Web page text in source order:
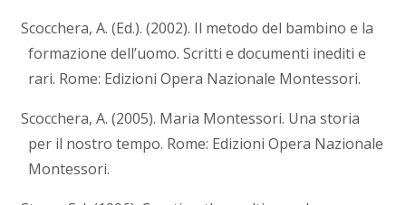
Scocchera, A. (Ed.). (2002). Il metodo del bambino e la
formazione dell’uomo. Scritti e documenti inediti e
rari. Rome: Edizioni Opera Nazionale Montessori.
Scocchera, A. (2005). Maria Montessori. Una storia
per il nostro tempo. Rome: Edizioni Opera Nazionale
Montessori.